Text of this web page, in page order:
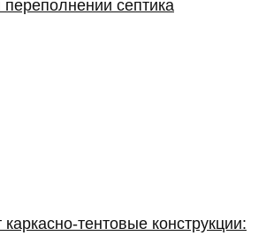
септика
конструкции: